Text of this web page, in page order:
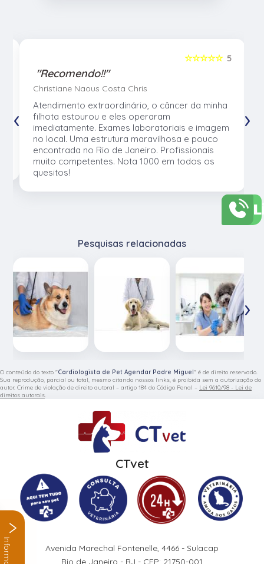
5
☆☆☆☆☆
"Recomendo!!"
Christiane Naous Costa Chris
Atendimento extraordinário, o câncer da minha
filhota estourou e eles operaram
imediatamente. Exames laboratoriais e imagem
no local. Uma estrutura maravilhosa e pouco
encontrada no Rio de Janeiro. Profissionais
muito competentes. Nota 1000 em todos os
quesitos!
‹ ›
Pesquisas relacionadas
‹ ›
O conteúdo do texto "Cardiologista de Pet Agendar Padre Miguel" é de direito reservado.
Sua reprodução, parcial ou total, mesmo citando nossos links, é proibida sem a autorização do
autor. Crime de violação de direito autoral – artigo 184 do Código Penal – Lei 9610/98 - Lei de
direitos autorais.
CTvet
Avenida Marechal Fontenelle, 4466 - Sulacap
Rio de Janeiro - RJ - CEP: 21750-001